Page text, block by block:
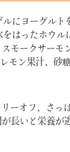
にヨーグルト
はったホウ
モークサーモ
モン果汁、砂
ーオフ、さっ
長いと栄養が